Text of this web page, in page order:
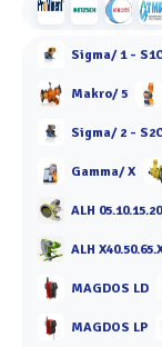
Sigma/ 1 -
Makro/ 5
Sigma/ 2 -
Gamma/ X
ALH 05.10.15.20
ALH
MAGDOS LD
MAGDOS LP